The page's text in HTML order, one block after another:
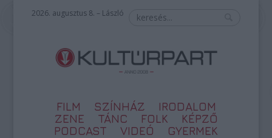
2026. augusztus 8. – László
FILM SZÍNHÁZ
IRODALOM
ZENE
TÁNC FOLK
KÉPZŐ
PODCAST
VIDEÓ GYERMEK